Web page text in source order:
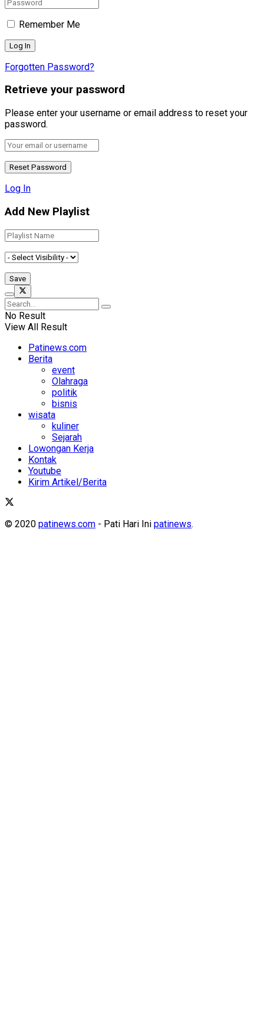
Remember Me
Forgotten Password?
Retrieve your password
Please enter your username or email address to reset your
password.
Log In
Add New Playlist
No Result
View All Result
Patinews.com
Berita
event
Olahraga
politik
bisnis
wisata
kuliner
Sejarah
Lowongan Kerja
Kontak
Youtube
Kirim Artikel/Berita
© 2020 patinews.com - Pati Hari Ini patinews.